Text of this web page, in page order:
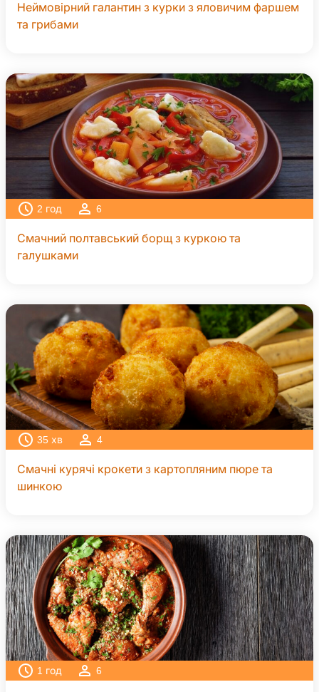
Неймовірний галантин з курки з яловичим фаршем
та грибами
2 год 6
Смачний полтавський борщ з куркою та
галушками
35 хв 4
Смачні курячі крокети з картопляним пюре та
шинкою
1 год 6